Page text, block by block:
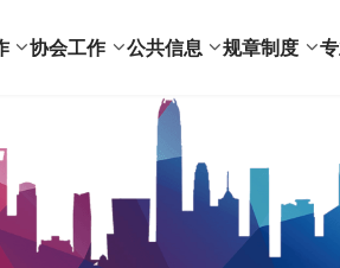
协会工作 公共信息 规章制度